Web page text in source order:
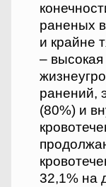
раненых
и крайне
– высокая
ранений,
(80%) и
32,1% на